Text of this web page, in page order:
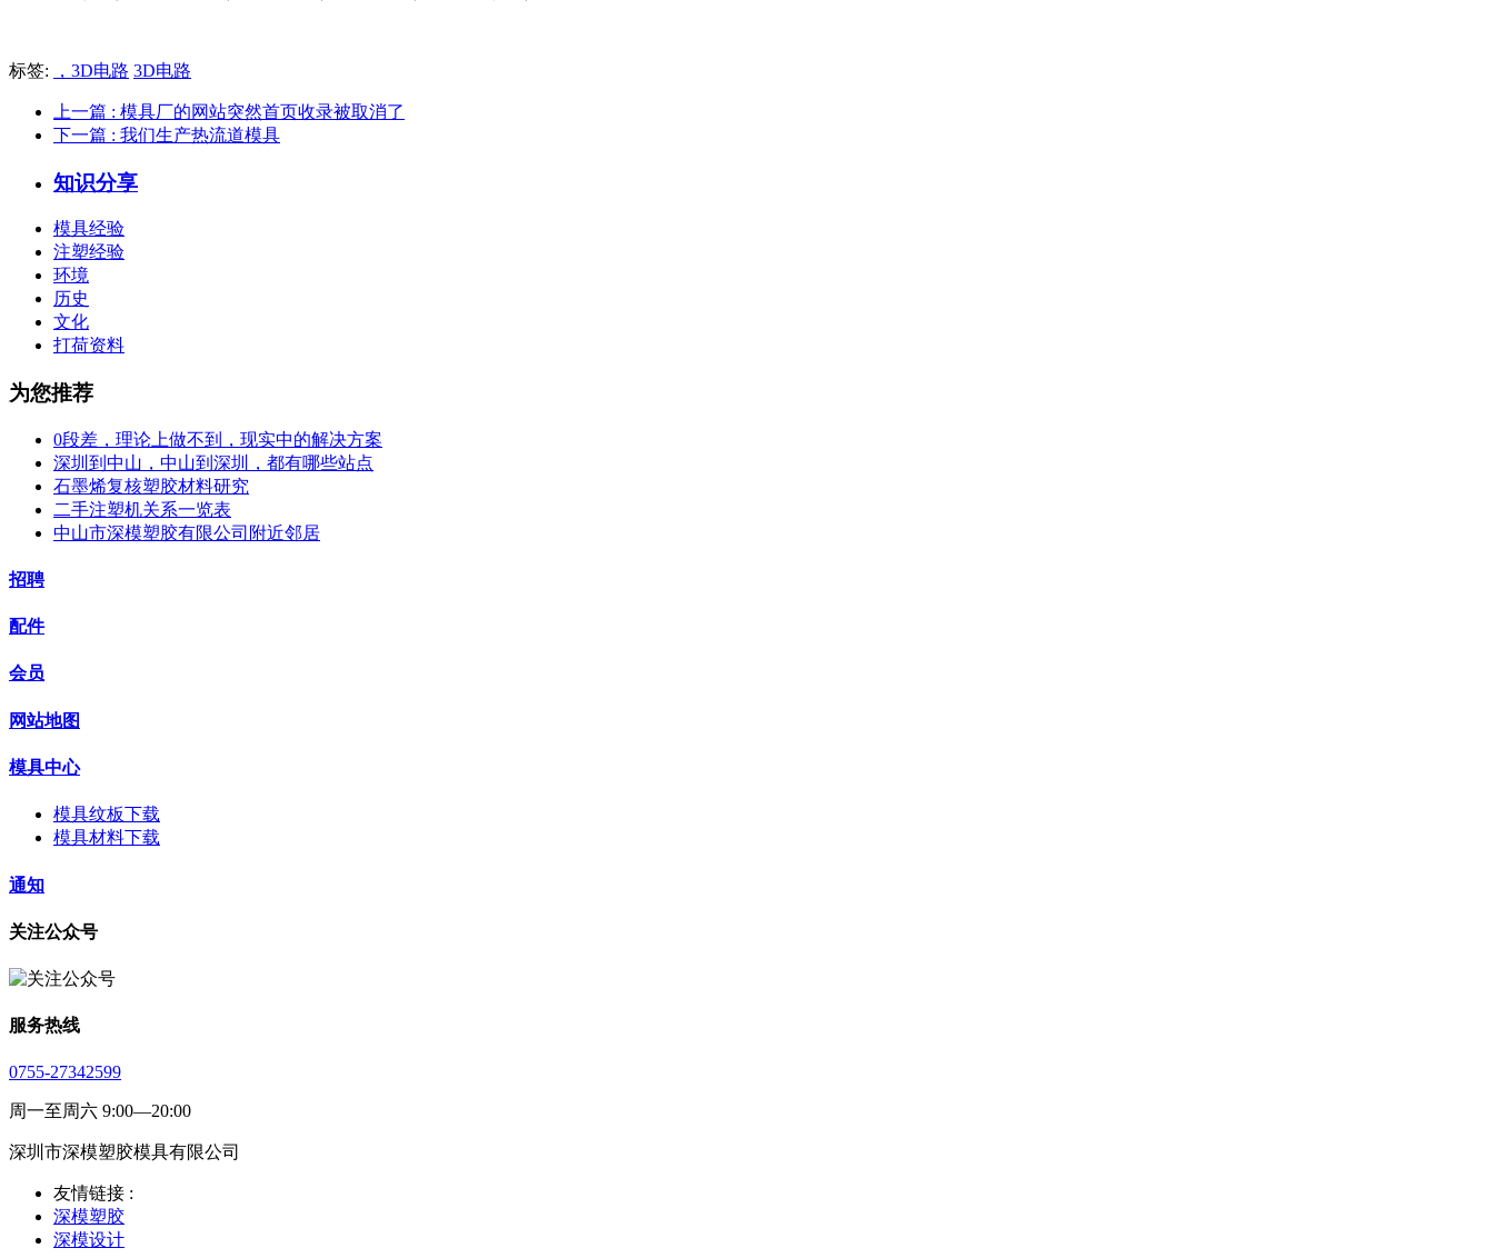
标签: ，3D电路 3D电路
上一篇 : 模具厂的网站突然首页收录被取消了
下一篇 : 我们生产热流道模具
知识分享
模具经验
注塑经验
环境
历史
文化
打荷资料
为您推荐
0段差，理论上做不到，现实中的解决方案
深圳到中山，中山到深圳，都有哪些站点
石墨烯复核塑胶材料研究
二手注塑机关系一览表
中山市深模塑胶有限公司附近邻居
招聘
配件
会员
网站地图
模具中心
模具纹板下载
模具材料下载
通知
关注公众号
服务热线
0755-27342599
周一至周六 9:00—20:00
深圳市深模塑胶模具有限公司
友情链接 :
深模塑胶
深模设计